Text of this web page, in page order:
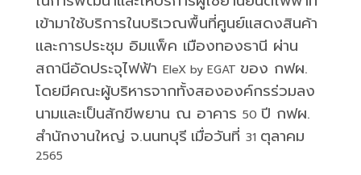
เข้ามาใช้บริการในบริเวณพื้นที่ศูนย์แสดงสินค้า
และการประชุม อิมแพ็ค เมืองทองธานี ผ่าน
สถานีอัดประจุไฟฟ้า EleX by EGAT ของ กฟผ.
โดยมีคณะผู้บริหารจากทั้งสององค์กรร่วมลง
นามและเป็นสักขีพยาน ณ อาคาร 50 ปี กฟผ.
สำนักงานใหญ่ จ.นนทบุรี เมื่อวันที่ 31 ตุลาคม
2565